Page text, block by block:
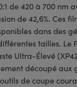
de 420 à 700 nm
de 42,6%. Ces
dans des
tailles. Le
Ultra-Élevé
découpé aux
de coupe